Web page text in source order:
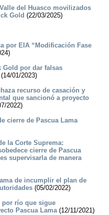
del Huasco movilizados
Gold (22/03/2025)
por EIA “Modificación Fase
Gold por dar falsas
(14/01/2023)
recurso de casación y
que sancionó a proyecto
2022)
cierre de Pascua Lama
la Corte Suprema:
cierre de Pascua
supervisarla de manera
de incumplir el plan de
(05/02/2022)
por río que sigue
Pascua Lama(12/11/2021)